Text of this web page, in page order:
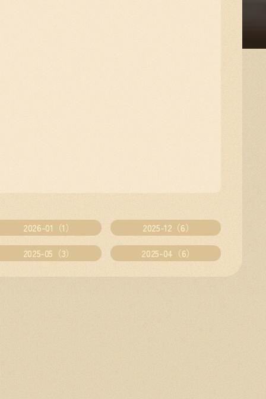
2026-01（1）
2025-12（6）
2025-05（3）
2025-04（6）